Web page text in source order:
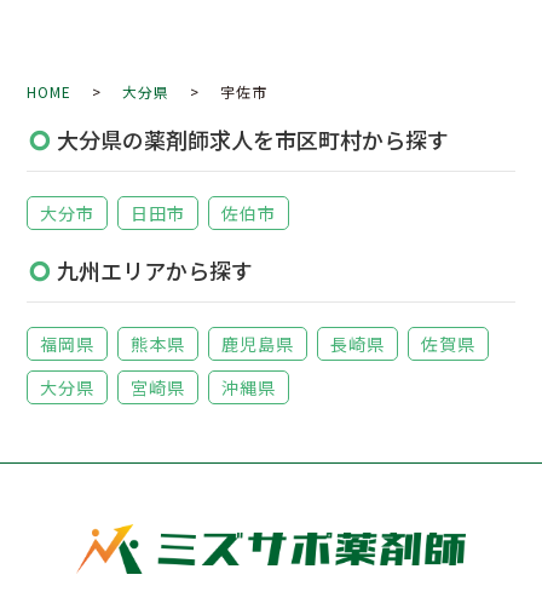
HOME >大分県 > 宇佐市
大分県の薬剤師求人を市区町村から探す
大分市 日田市 佐伯市
九州エリアから探す
福岡県 熊本県 鹿児島県 長崎県
佐賀県
大分県
宮崎県 沖縄県